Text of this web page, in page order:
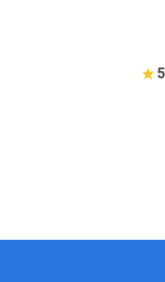
5